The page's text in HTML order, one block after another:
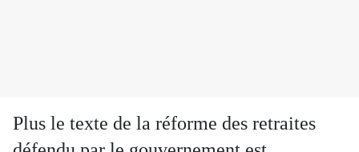
Plus le texte de la réforme des retraites